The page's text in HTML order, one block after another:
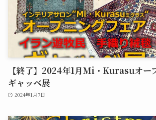
【終了】2024年1月Mi・Kurasuオー
ギャッベ展
2024年1月7日